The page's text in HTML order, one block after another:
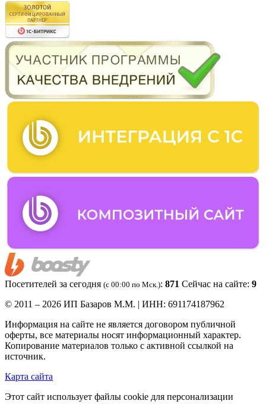
Посетителей за сегодня (c 00:00 по Мск.): 871 Сейчас на сайте: 9
© 2011 – 2026 ИП Базаров М.М. | ИНН: 691174187962
Информация на сайте не является договором публичной
оферты, все материалы носят информационный характер.
Копирование материалов только с активной ссылкой на
источник.
Карта сайта
Этот сайт использует файлы cookie для персонализации